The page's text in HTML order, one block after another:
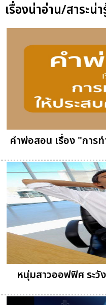
เรื่องน่าอ่าน/สาระน่
คำพ่อสอน เรื่อง "การ
หนุ่มสาวออฟฟิศ ระวั